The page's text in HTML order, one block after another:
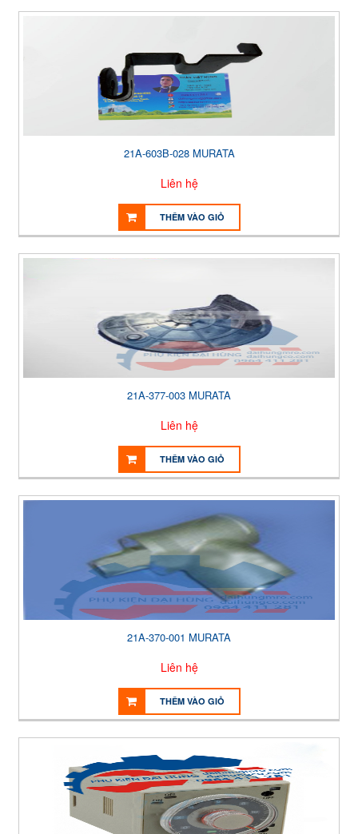
21A-603B-028 MURATA
Liên hệ
THÊM VÀO GIỎ
21A-377-003 MURATA
Liên hệ
THÊM VÀO GIỎ
21A-370-001 MURATA
Liên hệ
THÊM VÀO GIỎ